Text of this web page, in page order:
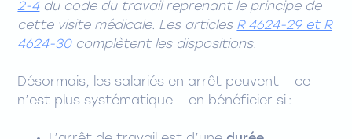
2-4 du code du travail reprenant le principe de
cette visite médicale. Les articles R 4624-29 et R
4624-30complètent les dispositions.
Désormais, les salariés en arrêt peuvent – ce
n’est plus systématique – en bénéficier si :